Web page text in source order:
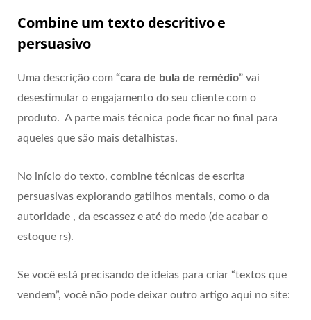
Combine um texto descritivo e
persuasivo
Uma descrição com “cara de bula de remédio” vai
desestimular o engajamento do seu cliente com o
produto. A parte mais técnica pode ficar no final para
aqueles que são mais detalhistas.
No início do texto, combine técnicas de escrita
persuasivas explorando gatilhos mentais, como o da
autoridade , da escassez e até do medo (de acabar o
estoque rs).
Se você está precisando de ideias para criar “textos que
vendem”, você não pode deixar outro artigo aqui no site: